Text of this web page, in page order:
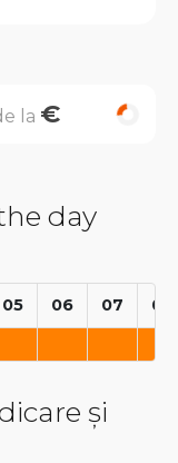
la €
day
05 06 07 08
și